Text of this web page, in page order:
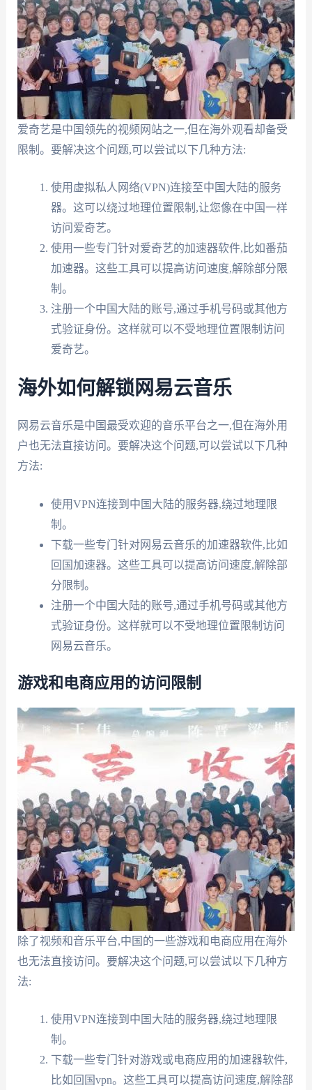
爱奇艺是中国领先的视频网站之一,但在海外观看却备受
限制。要解决这个问题,可以尝试以下几种方法:
使用虚拟私人网络(VPN)连接至中国大陆的服务
器。这可以绕过地理位置限制,让您像在中国一样
访问爱奇艺。
使用一些专门针对爱奇艺的加速器软件,比如番茄
加速器。这些工具可以提高访问速度,解除部分限
制。
注册一个中国大陆的账号,通过手机号码或其他方
式验证身份。这样就可以不受地理位置限制访问
爱奇艺。
海外如何解锁网易云音乐
网易云音乐是中国最受欢迎的音乐平台之一,但在海外用
户也无法直接访问。要解决这个问题,可以尝试以下几种
方法:
使用VPN连接到中国大陆的服务器,绕过地理限
制。
下载一些专门针对网易云音乐的加速器软件,比如
回国加速器。这些工具可以提高访问速度,解除部
分限制。
注册一个中国大陆的账号,通过手机号码或其他方
式验证身份。这样就可以不受地理位置限制访问
网易云音乐。
游戏和电商应用的访问限制
除了视频和音乐平台,中国的一些游戏和电商应用在海外
也无法直接访问。要解决这个问题,可以尝试以下几种方
法:
使用VPN连接到中国大陆的服务器,绕过地理限
制。
下载一些专门针对游戏或电商应用的加速器软件,
比如回国vpn。这些工具可以提高访问速度,解除部